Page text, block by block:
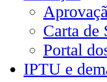
Carta de
Portal
IPTU e